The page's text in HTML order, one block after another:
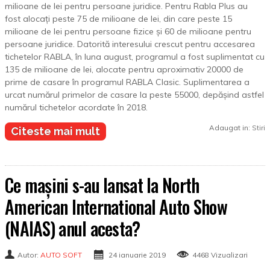
milioane de lei pentru persoane juridice. Pentru Rabla Plus au
fost alocați peste 75 de milioane de lei, din care peste 15
milioane de lei pentru persoane fizice și 60 de milioane pentru
persoane juridice. Datorită interesului crescut pentru accesarea
tichetelor RABLA, în luna august, programul a fost suplimentat cu
135 de milioane de lei, alocate pentru aproximativ 20000 de
prime de casare în programul RABLA Clasic. Suplimentarea a
urcat numărul primelor de casare la peste 55000, depășind astfel
numărul tichetelor acordate în 2018.
Citeste mai mult Adaugat in: Stiri
Ce mașini s-au lansat la North
American International Auto Show
(NAIAS) anul acesta?
Autor: AUTO SOFT 24 ianuarie 2019 4468 Vizualizari